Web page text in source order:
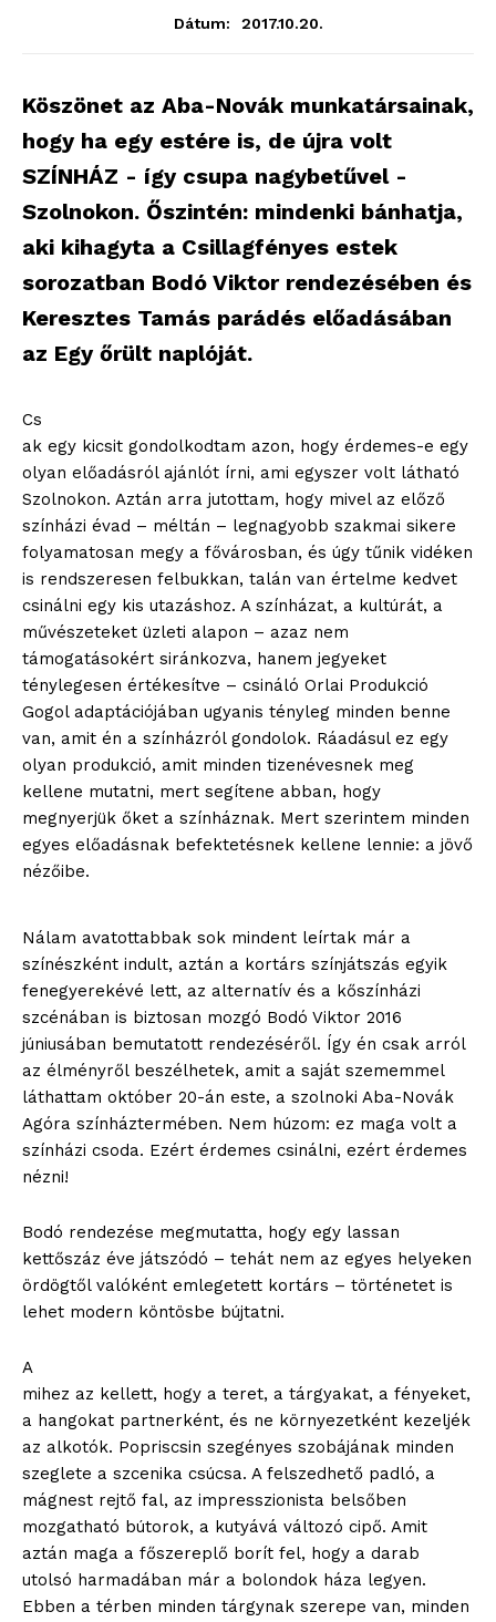
Dátum: 2017.10.20.
Köszönet az Aba-Novák munkatársainak,
hogy ha egy estére is, de újra volt
SZÍNHÁZ - így csupa nagybetűvel -
Szolnokon. Őszintén: mindenki bánhatja,
aki kihagyta a Csillagfényes estek
sorozatban Bodó Viktor rendezésében és
Keresztes Tamás parádés előadásában
az Egy őrült naplóját.
Cs
ak egy kicsit gondolkodtam azon, hogy érdemes-e egy
olyan előadásról ajánlót írni, ami egyszer volt látható
Szolnokon. Aztán arra jutottam, hogy mivel az előző
színházi évad – méltán – legnagyobb szakmai sikere
folyamatosan megy a fővárosban, és úgy tűnik vidéken
is rendszeresen felbukkan, talán van értelme kedvet
csinálni egy kis utazáshoz. A színházat, a kultúrát, a
művészeteket üzleti alapon – azaz nem
támogatásokért siránkozva, hanem jegyeket
ténylegesen értékesítve – csináló Orlai Produkció
Gogol adaptációjában ugyanis tényleg minden benne
van, amit én a színházról gondolok. Ráadásul ez egy
olyan produkció, amit minden tizenévesnek meg
kellene mutatni, mert segítene abban, hogy
megnyerjük őket a színháznak. Mert szerintem minden
egyes előadásnak befektetésnek kellene lennie: a jövő
nézőibe.
Nálam avatottabbak sok mindent leírtak már a
színészként indult, aztán a kortárs színjátszás egyik
fenegyerekévé lett, az alternatív és a kőszínházi
szcénában is biztosan mozgó Bodó Viktor 2016
júniusában bemutatott rendezéséről. Így én csak arról
az élményről beszélhetek, amit a saját szememmel
láthattam október 20-án este, a szolnoki Aba-Novák
Agóra színháztermében. Nem húzom: ez maga volt a
színházi csoda. Ezért érdemes csinálni, ezért érdemes
nézni!
Bodó rendezése megmutatta, hogy egy lassan
kettőszáz éve játszódó – tehát nem az egyes helyeken
ördögtől valóként emlegetett kortárs – történetet is
lehet modern köntösbe bújtatni.
A
mihez az kellett, hogy a teret, a tárgyakat, a fényeket,
a hangokat partnerként, és ne környezetként kezeljék
az alkotók. Popriscsin szegényes szobájának minden
szeglete a szcenika csúcsa. A felszedhető padló, a
mágnest rejtő fal, az impresszionista belsőben
mozgatható bútorok, a kutyává változó cipő. Amit
aztán maga a főszereplő borít fel, hogy a darab
utolsó harmadában már a bolondok háza legyen.
Ebben a térben minden tárgynak szerepe van, minden